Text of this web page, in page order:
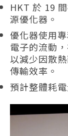
HKT 於 19
源優化器。
優化器使用
電子的流動
以減少因散
傳輸效率。
預計整體耗